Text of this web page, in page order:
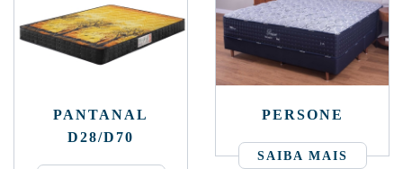
PANTANAL
D28/D70
PERSONE
SAIBA MAIS